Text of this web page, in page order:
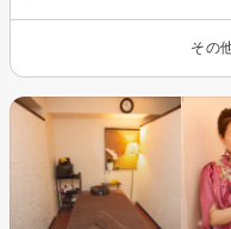
その